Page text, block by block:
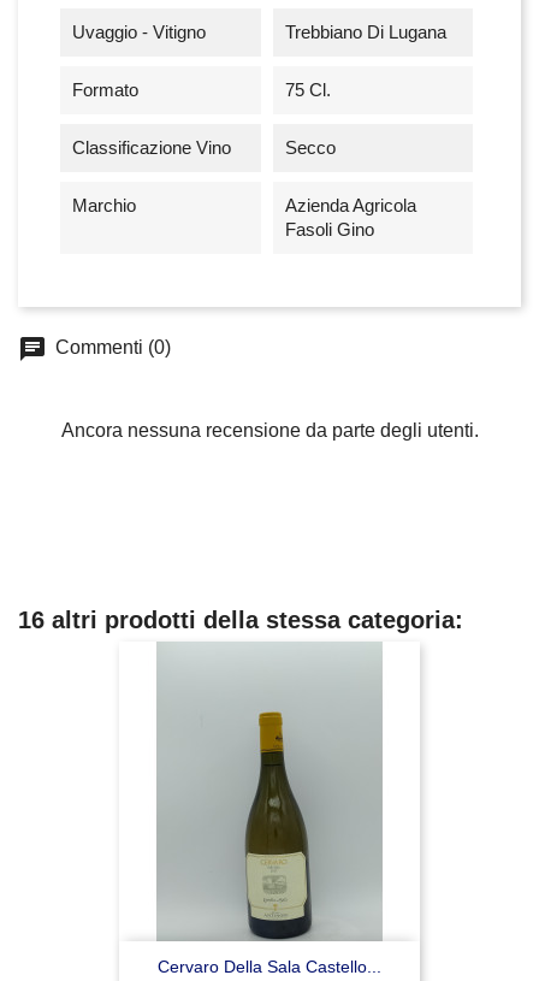
Uvaggio - Vitigno Trebbiano Di Lugana
Formato 75 Cl.
Classificazione Vino Secco
Marchio
Azienda Agricola
Fasoli Gino
chat Commenti (0)
Ancora nessuna recensione da parte degli utenti.
16 altri prodotti della stessa categoria:
Cervaro Della Sala Castello...